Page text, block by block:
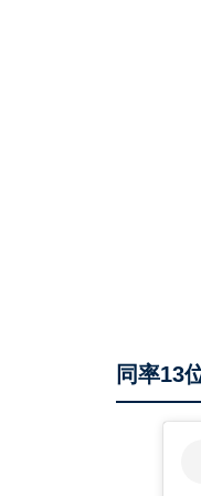
同率13